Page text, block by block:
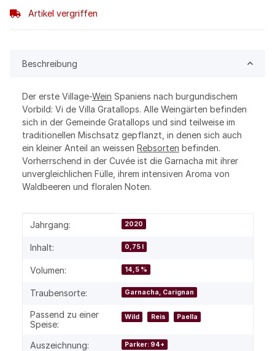
Artikel vergriffen
Beschreibung
Der erste Village-Wein Spaniens nach burgundischem
Vorbild: Vi de Villa Gratallops. Alle Weingärten befinden
sich in der Gemeinde Gratallops und sind teilweise im
traditionellen Mischsatz gepflanzt, in denen sich auch
ein kleiner Anteil an weissen Rebsorten befinden.
Vorherrschend in der Cuvée ist die Garnacha mit ihrer
unvergleichlichen Fülle, ihrem intensiven Aroma von
Waldbeeren und floralen Noten.
Produkteigenschaft
Wert
Jahrgang: 2020
Inhalt: 0,75 l
Volumen: 14,5 %
Traubensorte: Garnacha, Carignan
Passend zu einer
Speise:
Wild Reis Paella
Auszeichnung: Parker: 94+